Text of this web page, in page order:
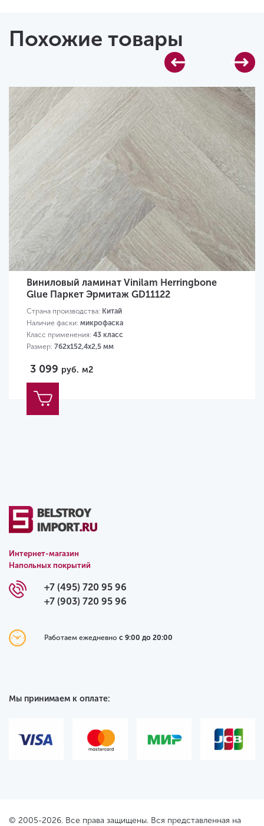
Похожие товары
Виниловый ламинат Vinilam Herringbone
Glue Паркет Эрмитаж GD11122
Страна производства: Китай
Наличие фаски: микрофаска
Класс применения: 43 класс
Размер: 762x152,4x2,5 мм
3 099 руб. м2
Интернет-магазин
Напольных покрытий
+7 (495) 720 95 96
+7 (903) 720 95 96
Работаем ежедневно с 9:00 до 20:00
Мы принимаем к оплате:
© 2005-2026. Все права защищены. Вся представленная на